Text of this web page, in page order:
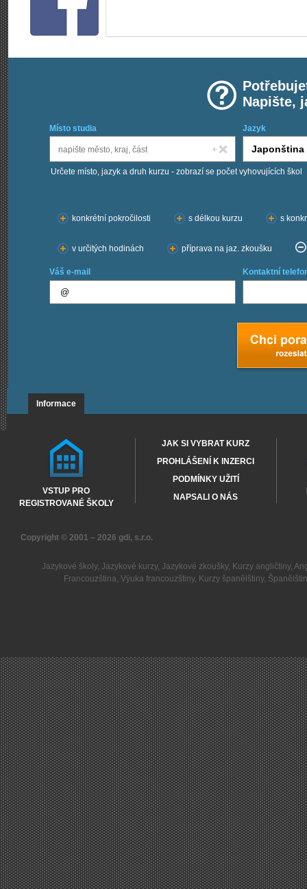
Napište,
Místo studia Jazyk
Určete místo, jazyk a druh kurzu - zobrazí se počet vyhovujících škol
konkrétní pokročilosti
s délkou kurzu s
v určitých hodinách příprava na jaz. zkoušku
Váš e-mail Kontaktní
Informace
VSTUP PRO
REGISTROVANÉ ŠKOLY
JAK SI VYBRAT KURZ
PROHLÁŠENÍ K INZERCI
PODMÍNKY UŽITÍ
NAPSALI O NÁS
Copyright © 2001 – 2026 gdi, s.r.o.
Jazykové školy, Jazykové kurzy, Jazykové zkoušky, Kurzy angličtiny,
Francouzština,Výuka francouzštiny, Kurzy španělštiny,